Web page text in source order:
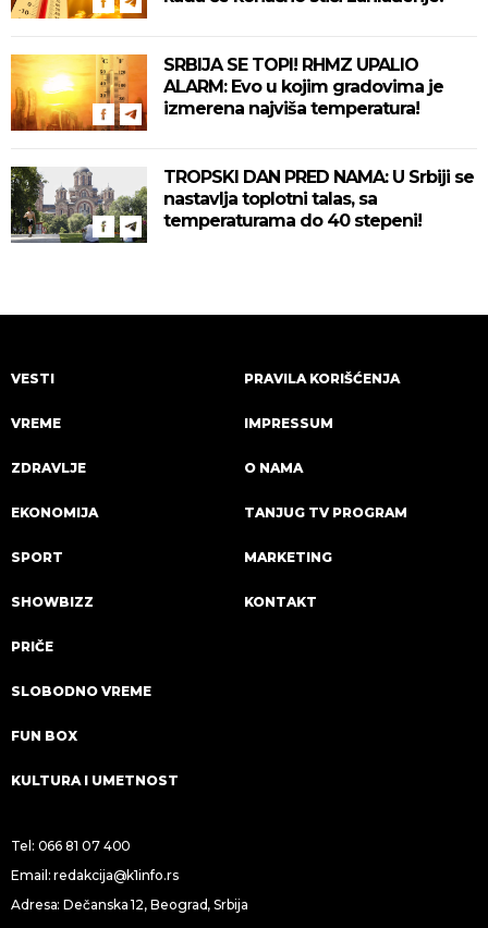
SRBIJA SE TOPI! RHMZ UPALIO
ALARM: Evo u kojim gradovima je
izmerena najviša temperatura!
TROPSKI DAN PRED NAMA: U Srbiji se
nastavlja toplotni talas, sa
temperaturama do 40 stepeni!
VESTI
VREME
ZDRAVLJE
EKONOMIJA
SPORT
SHOWBIZZ
PRIČE
SLOBODNO VREME
FUN BOX
KULTURA I UMETNOST
PRAVILA KORIŠĆENJA
IMPRESSUM
O NAMA
TANJUG TV PROGRAM
MARKETING
KONTAKT
Tel: 066 81 07 400
Email:redakcija@k1info.rs
Adresa: Dečanska 12, Beograd, Srbija